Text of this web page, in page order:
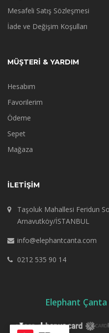
Mesafeli Satış Sözleşmesi
İade ve Değişim Koşulları
MÜŞTERİ & YARDIM
Hesabım
Favorilerim
Ödeme
Sepet
Mağaza
İLETIŞIM
Taşoluk Mahallesi Feridun
Arnavutköy/İSTANBUL
info@elephantcanta.com
0212 535 90 14
Elephant Çanta